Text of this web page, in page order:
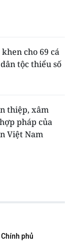
cho 69 cá
tộc thiểu số
thiệp, xâm
pháp của
Việt Nam
phủ